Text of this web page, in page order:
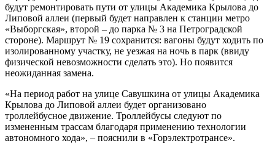
будут ремонтировать пути от улицы Академика Крылова до
Липовой аллеи (первый будет направлен к станции метро
«Выборгская», второй – до парка № 3 на Петроградской
стороне). Маршрут № 19 сохранится: вагоны будут ходить по
изолированному участку, не уезжая на ночь в парк (ввиду
физической невозможности сделать это). Но появится
неожиданная замена.
«На период работ на улице Савушкина от улицы Академика
Крылова до Липовой аллеи будет организовано
троллейбусное движение. Троллейбусы следуют по
измененным трассам благодаря применению технологии
автономного хода», – пояснили в «Горэлектротрансе».